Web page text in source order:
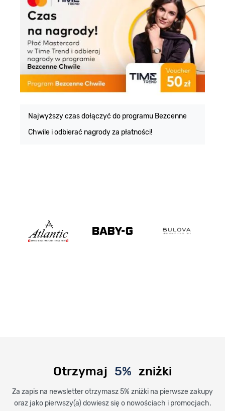
Najwyższy czas dołączyć do programu Bezcenne
Chwile i odbierać nagrody za płatności!
Otrzymaj 5% zniżki
Za zapis na newsletter otrzymasz 5% zniżki na pierwsze zakupy
oraz jako pierwszy(a) dowiesz się o nowościach i promocjach.